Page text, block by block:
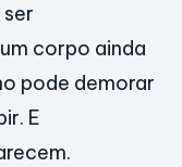
corpo ainda
pode demorar
E